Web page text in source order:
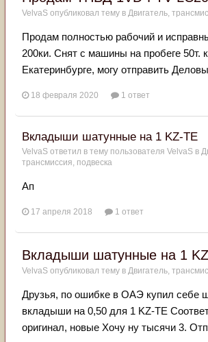
VelvaS опубликовал тему в Двигатель,
Продам полностью рабочий и
200ки. Снят с машины на пробеге 50т.
Екатеринбурге, могу отправить
18 февраля 2020 1 ответ
Вкладыши шатунные на 1 KZ-TE
VelvaS ответил в тему пользователя VelvaS в
трансмиссия, подвеска
Ап
17 апреля 2018 1 ответ
Вкладыши шатунные на 1
VelvaS опубликовал тему в Двигатель,
Друзья, по ошибке в ОАЭ купил себе
вкладыши на 0,50 для 1 KZ-TE
оригинал, новые Хочу ну тысячи 3.